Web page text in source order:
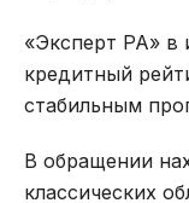
«Эксперт РА» в
кредитный
стабильным
В обращении
классических